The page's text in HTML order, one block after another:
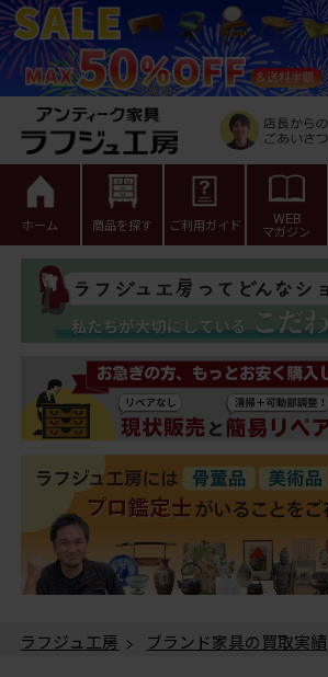
ホーム 商品を探す ご利用ガイド WEB
マガジン
ラフジュ工房 > ブランド家具の買取実績